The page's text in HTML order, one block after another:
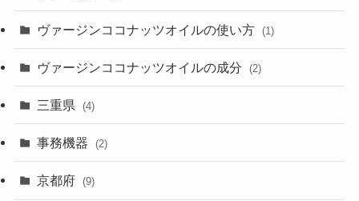
ヴァージンココナッツオイルの使い方 (1)
ヴァージンココナッツオイルの成分 (2)
三重県 (4)
事務機器 (2)
京都府 (9)